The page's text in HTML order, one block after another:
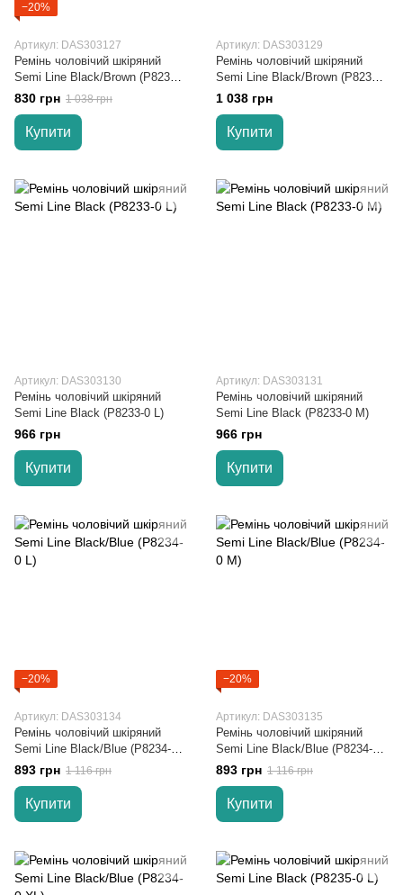
−20%
Артикул: DAS303127
Ремінь чоловічий шкіряний
Semi Line Black/Brown (P8232-0
M)
830 грн 1 038 грн
Купити
Артикул: DAS303129
Ремінь чоловічий шкіряний
Semi Line Black/Brown (P8232-0
XL)
1 038 грн
Купити
Артикул: DAS303130
Ремінь чоловічий шкіряний
Semi Line Black (P8233-0 L)
966 грн
Купити
Артикул: DAS303131
Ремінь чоловічий шкіряний
Semi Line Black (P8233-0 M)
966 грн
Купити
−20%
Артикул: DAS303134
Ремінь чоловічий шкіряний
Semi Line Black/Blue (P8234-0
L)
893 грн 1 116 грн
Купити
−20%
Артикул: DAS303135
Ремінь чоловічий шкіряний
Semi Line Black/Blue (P8234-0
M)
893 грн 1 116 грн
Купити